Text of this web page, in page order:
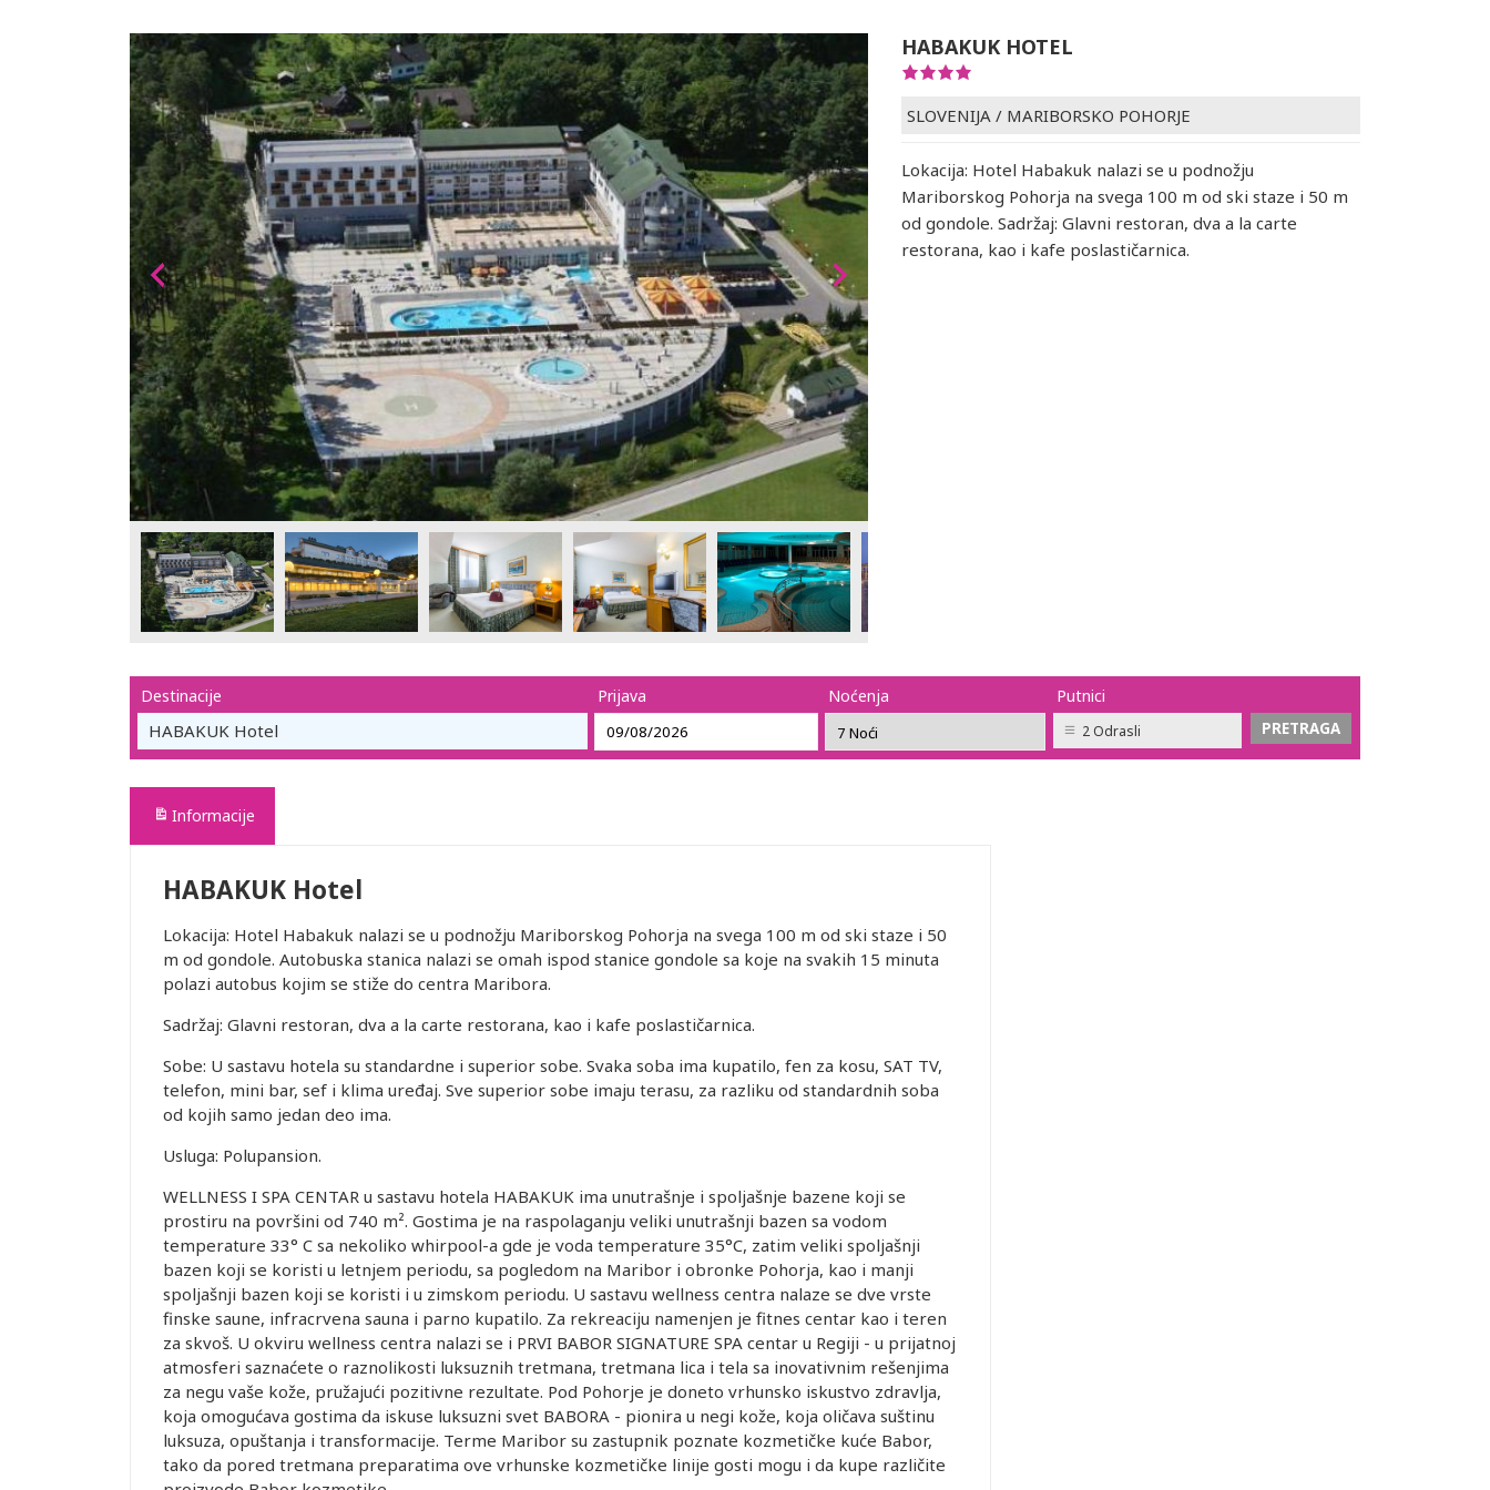
HABAKUK HOTEL
SLOVENIJA / MARIBORSKO POHORJE
Lokacija: Hotel Habakuk nalazi se u podnožju
Mariborskog Pohorja na svega 100 m od ski staze i 50 m
od gondole. Sadržaj: Glavni restoran, dva a la carte
restorana, kao i kafe poslastičarnica.
Destinacije
HABAKUK Hotel
Prijava Noćenja Putnici
2 Odrasli
Informacije
HABAKUK Hotel
Lokacija: Hotel Habakuk nalazi se u podnožju Mariborskog Pohorja na svega 100 m od ski staze i 50
m od gondole. Autobuska stanica nalazi se omah ispod stanice gondole sa koje na svakih 15 minuta
polazi autobus kojim se stiže do centra Maribora.
Sadržaj: Glavni restoran, dva a la carte restorana, kao i kafe poslastičarnica.
Sobe: U sastavu hotela su standardne i superior sobe. Svaka soba ima kupatilo, fen za kosu, SAT TV,
telefon, mini bar, sef i klima uređaj. Sve superior sobe imaju terasu, za razliku od standardnih soba
od kojih samo jedan deo ima.
Usluga: Polupansion.
WELLNESS I SPA CENTAR u sastavu hotela HABAKUK ima unutrašnje i spoljašnje bazene koji se
prostiru na površini od 740 m². Gostima je na raspolaganju veliki unutrašnji bazen sa vodom
temperature 33° C sa nekoliko whirpool-a gde je voda temperature 35°C, zatim veliki spoljašnji
bazen koji se koristi u letnjem periodu, sa pogledom na Maribor i obronke Pohorja, kao i manji
spoljašnji bazen koji se koristi i u zimskom periodu. U sastavu wellness centra nalaze se dve vrste
finske saune, infracrvena sauna i parno kupatilo. Za rekreaciju namenjen je fitnes centar kao i teren
za skvoš. U okviru wellness centra nalazi se i PRVI BABOR SIGNATURE SPA centar u Regiji - u prijatnoj
atmosferi saznaćete o raznolikosti luksuznih tretmana, tretmana lica i tela sa inovativnim rešenjima
za negu vaše kože, pružajući pozitivne rezultate. Pod Pohorje je doneto vrhunsko iskustvo zdravlja,
koja omogućava gostima da iskuse luksuzni svet BABORA - pionira u negi kože, koja oličava suštinu
luksuza, opuštanja i transformacije. Terme Maribor su zastupnik poznate kozmetičke kuće Babor,
tako da pored tretmana preparatima ove vrhunske kozmetičke linije gosti mogu i da kupe različite